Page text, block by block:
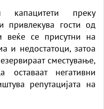
капацитети преку
привлекува гости од
веќе се присутни на
и недостатоци, затоа
сместување,
негативни
репутацијата на